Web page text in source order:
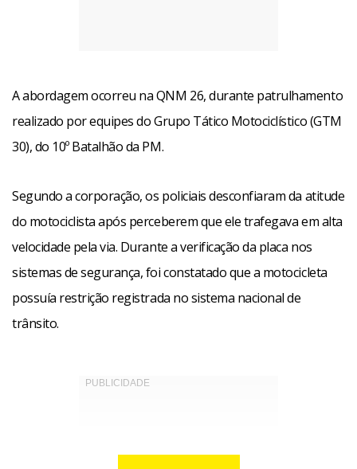
A abordagem ocorreu na QNM 26, durante patrulhamento
realizado por equipes do Grupo Tático Motociclístico (GTM
30), do 10º Batalhão da PM.
Segundo a corporação, os policiais desconfiaram da atitude
do motociclista após perceberem que ele trafegava em alta
velocidade pela via. Durante a verificação da placa nos
sistemas de segurança, foi constatado que a motocicleta
possuía restrição registrada no sistema nacional de
trânsito.